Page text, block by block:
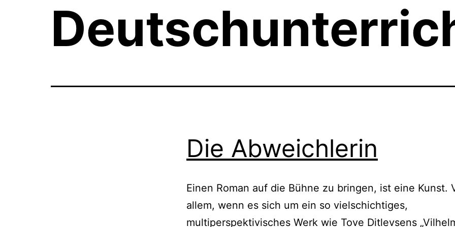
Die Abweichlerin
Einen Roman auf die Bühne zu bringen, ist eine Kunst.
allem, wenn es sich um ein so vielschichtiges,
multiperspektivisches Werk wie Tove Ditlevsens